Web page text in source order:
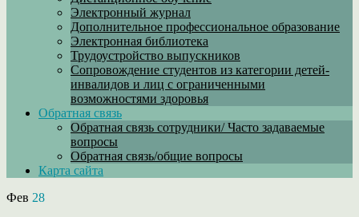
Электронный журнал
Дополнительное профессиональное образование
Электронная библиотека
Трудоустройство выпускников
Сопровождение студентов из категории детей-
инвалидов и лиц с ограниченными
возможностями здоровья
Обратная связь
Обратная связь сотрудники/ Часто задаваемые
вопросы
Обратная связь/общие вопросы
Карта сайта
Фев 28